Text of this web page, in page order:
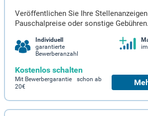
Veröffentlichen Sie Ihre
Pauschalpreise oder sonstige Gebühren.
Individuell
garantierte
Bewerberanzahl
Kostenlos schalten
Mit Bewerbergarantie schon ab
20€